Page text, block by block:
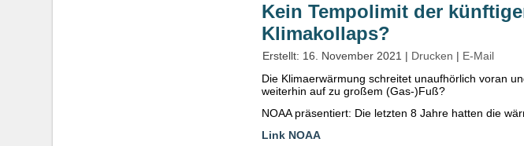
Kein Tempolimit der
Klimakollaps?
Erstellt: 16. November 2021 | Drucken | E-Mail
Die Klimaerwärmung schreitet unaufhörlich voran
weiterhin auf zu großem (Gas-)Fuß?
NOAA präsentiert: Die letzten 8 Jahre hatten die
Link NOAA